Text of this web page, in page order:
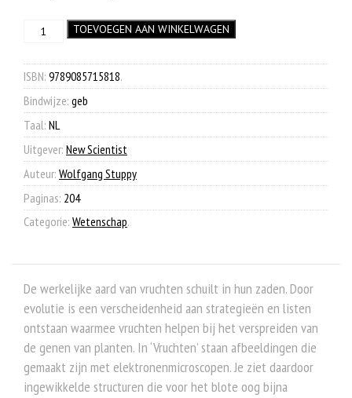
was:
€ 44,99.
is:
€ 15,00.
Vruchten
TOEVOEGEN AAN WINKELWAGEN
ISBN: 9789085715818.
Bindwijze: geb
Taal: NL
Uitgever: New Scientist
Auteur: Wolfgang Stuppy
Paginas: 204
Categorie: Wetenschap.
De werkelijke aard van vruchten schuilt in hun zaden. Door
evolutie is een verscheidenheid aan strategieën en listen
ontstaan waarmee vruchten helpen bij het verspreiden van
de genen van planten. In ‘Vruchten’ staan afbeeldingen die
gemaakt zijn met elektronenmicroscopen. Je ziet daardoor
ingewikkelde structuren die voor het blote oog bijna